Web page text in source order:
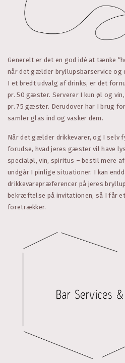
Generelt er det en god idé at tænke
når det gælder bryllupsbarservice og
I et bredt udvalg af drinks, er det
pr. 50 gæster. Serverer I kun øl og
pr. 75 gæster. Derudover har I brug
samler glas ind og vasker dem.
Når det gælder drikkevarer, og I selv
forudse, hvad jeres gæster vil have
specialøl, vin, spiritus – bestil mere af
undgår I pinlige situationer. I kan
drikkevarepræferencer på jeres
bekræftelse på invitationen, så I får
foretrækker.